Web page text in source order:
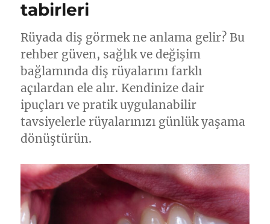
ve
İçsel
Değişim
için
tabirleri
Rüyada diş görmek ne anlama gelir? Bu
rehber güven, sağlık ve değişim
bağlamında diş rüyalarını farklı
açılardan ele alır. Kendinize dair
ipuçları ve pratik uygulanabilir
tavsiyelerle rüyalarınızı günlük yaşama
dönüştürün.